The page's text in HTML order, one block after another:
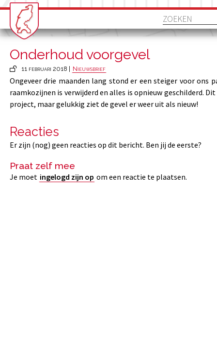
Onderhoud voorgevel
11 februari 2018 | Nieuwsbrief
Ongeveer drie maanden lang stond er een steiger voor ons
raamkozijnen is verwijderd en alles is opnieuw geschilderd.
project, maar gelukkig ziet de gevel er weer uit als nieuw!
Reacties
Er zijn (nog) geen reacties op dit bericht. Ben jij de eerste?
Praat zelf mee
Je moet ingelogd zijn op om een reactie te plaatsen.